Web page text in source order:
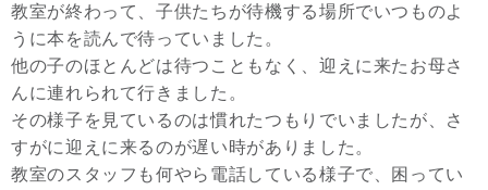
教室が終わって、子供たちが待機する場所でいつものよ
うに本を読んで待っていました。
他の子のほとんどは待つこともなく、迎えに来たお母さ
んに連れられて行きました。
その様子を見ているのは慣れたつもりでいましたが、さ
すがに迎えに来るのが遅い時がありました。
教室のスタッフも何やら電話している様子で、困ってい